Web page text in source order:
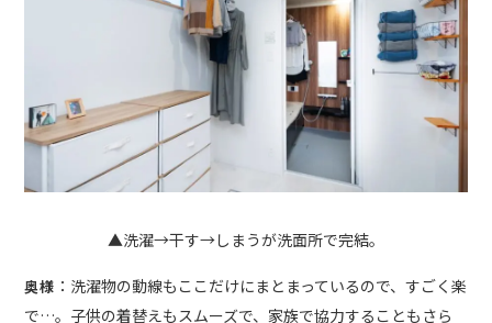
▲洗濯→干す→しまうが洗面所で完結。
奥様 ：洗濯物の動線もここだけにまとまっているので、すごく楽
で…。子供の着替えもスムーズで、家族で協力することもさら